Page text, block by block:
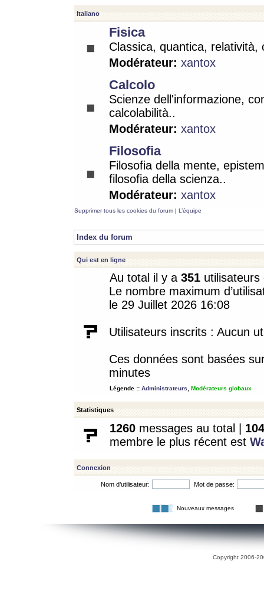
Italiano
Fisica
Classica, quantica, relatività,
Modérateur: xantox
Calcolo
Scienze dell'informazione,
calcolabilità..
Modérateur: xantox
Filosofia
Filosofia della mente,
filosofia della scienza..
Modérateur: xantox
Supprimer tous les cookies du forum | L’équipe
Index du forum
Qui est en ligne
Au total il y a 351
Le nombre maximum
le 29 Juillet 2026 16:08
Utilisateurs inscrits : Aucun
Ces données sont basées
minutes
Légende :: Administrateurs Modérateurs globaux
Statistiques
1260 messages au total | 104
membre le plus récent est
Connexion
Nom d’utilisateur: Mot de passe:
Nouveaux messages
Copyright 2006-